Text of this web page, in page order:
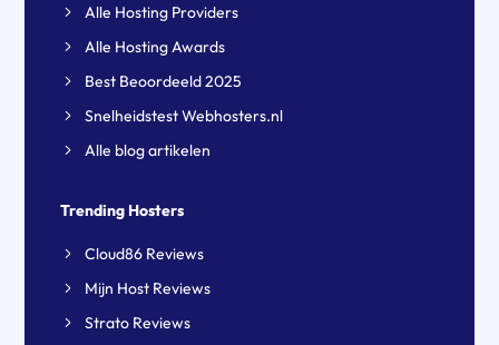
Alle Hosting Providers
Alle Hosting Awards
Best Beoordeeld 2025
Snelheidstest Webhosters.nl
Alle blog artikelen
Trending Hosters
Cloud86 Reviews
Mijn Host Reviews
Strato Reviews